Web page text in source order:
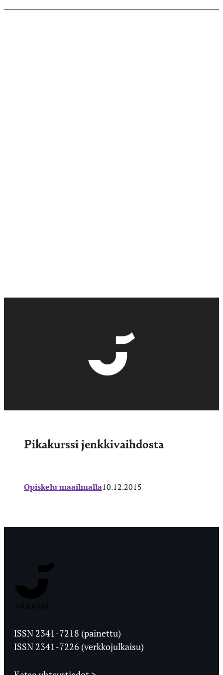
Pikakurssi jenkkivaihdosta
Opiskelu maailmalla10.12.2015
Ylioppilaslehti
ISSN 2341-7218 (painettu)
ISSN 2341-7226 (verkkojulkaisu)